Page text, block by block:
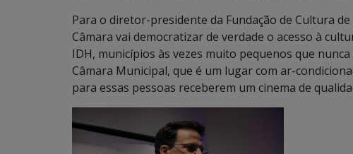
Para o diretor-presidente da Fundação de Cultura
Câmara vai democratizar de verdade o acesso à
IDH, municípios às vezes muito pequenos que
Câmara Municipal, que é um lugar com ar-
para essas pessoas receberem um cinema de